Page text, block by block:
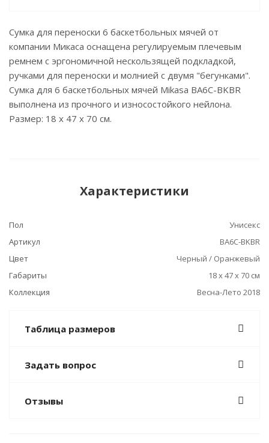
Сумка для переноски 6 баскетбольных мячей от
компании Микаса оснащена регулируемым плечевым
ремнем с эргономичной нескользящей подкладкой,
ручками для переноски и молнией с двумя "бегунками".
Сумка для 6 баскетбольных мячей Mikasa BA6C-BKBR
выполнена из прочного и износостойкого нейлона.
Размер: 18 х 47 х 70 см.
Характеристики
Пол
Унисекс
Артикул
BA6C-BKBR
Цвет
Черный / Оранжевый
Габариты
18 х 47 х 70 см
Коллекция
Весна-Лето 2018
Таблица размеров
Задать вопрос
Отзывы